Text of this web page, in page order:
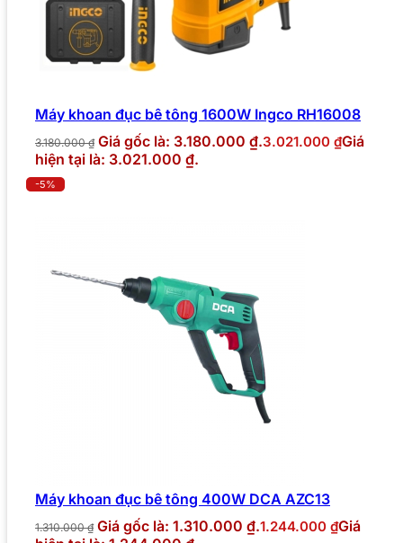
Máy khoan đục bê tông 1600W Ingco RH16008
3.180.000₫ Giá gốc là: 3.180.000 ₫.3.021.000 ₫Giá
hiện tại là: 3.021.000 ₫.
-5%
Máy khoan đục bê tông 400W DCA AZC13
1.310.000₫ Giá gốc là: 1.310.000 ₫.1.244.000 ₫Giá